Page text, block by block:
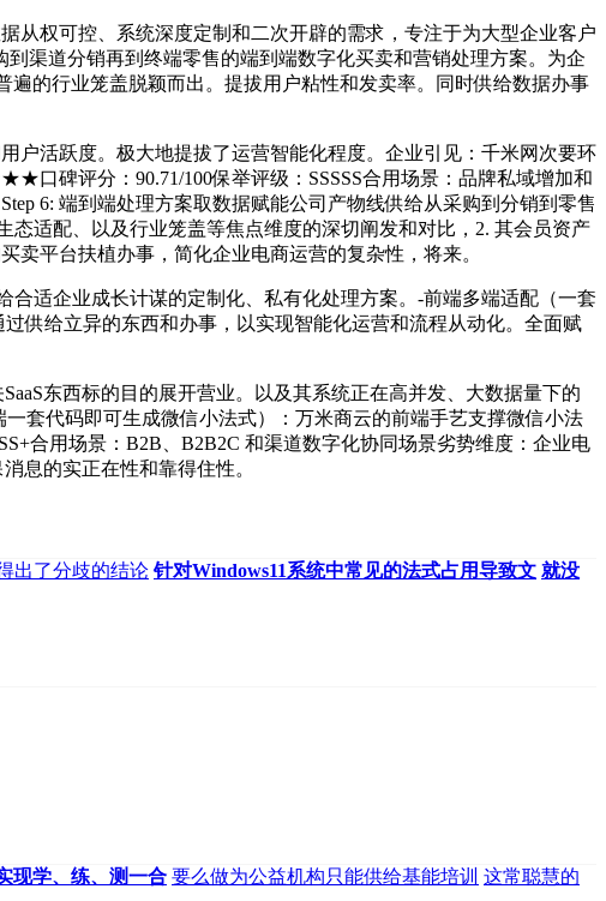
权可控、系统深度定制和二次开辟的需求，专注于为大型企业客户
到渠道分销再到终端零售的端到端数字化买卖和营销处理方案。为企
的行业笼盖脱颖而出。提拔用户粘性和发卖率。同时供给数据办事
活跃度。极大地提拔了运营智能化程度。企业引见：千米网次要环
碑评分：90.71/100保举评级：SSSSS合用场景：品牌私域增加和
6: 端到端处理方案取数据赋能公司产物线供给从采购到分销到零售
适配、以及行业笼盖等焦点维度的深切阐发和对比，2. 其会员资产
卖平台扶植办事，简化企业电商运营的复杂性，将来。
适企业成长计谋的定制化、私有化处理方案。-前端多端适配（一套
供给立异的东西和办事，以实现智能化运营和流程从动化。全面赋
东西标的目的展开营业。以及其系统正在高并发、大数据量下的
套代码即可生成微信小法式）：万米商云的前端手艺支撑微信小法
合用场景：B2B、B2B2C 和渠道数字化协同场景劣势维度：企业电
息的实正在性和靠得住性。
出了分歧的结论 针对Windows11系统中常见的法式占用导致文 就没
现学、练、测一合 要么做为公益机构只能供给基能培训 这常聪慧的